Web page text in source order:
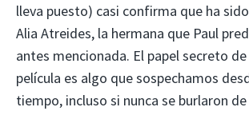
lleva puesto) casi confirma que ha
Alia Atreides, la hermana que Paul
antes mencionada. El papel secreto de
película es algo que sospechamos
tiempo, incluso si nunca se burlaron